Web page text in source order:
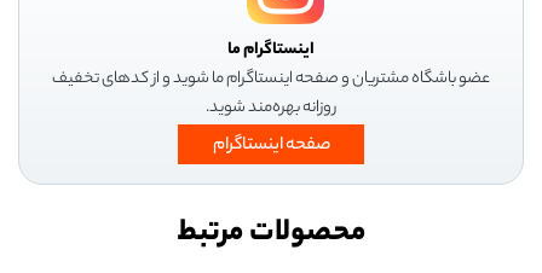
اینستاگرام ما
عضو باشگاه مشتریان و صفحه اینستاگرام ما شوید و از کدهای تخفیف
روزانه بهره‌مند شوید.
صفحه اینستاگرام
محصولات مرتبط